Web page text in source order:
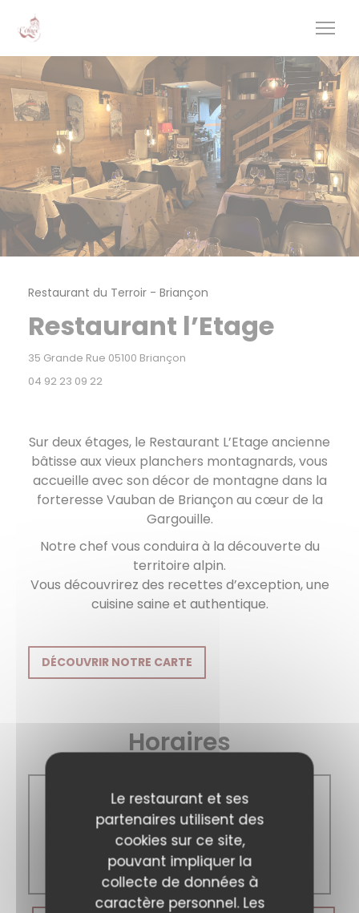
Le restaurant et ses
partenaires utilisent des
cookies sur ce site,
pouvant impliquer la
collecte de données à
caractère personnel. Les
Restaurant du Terroir - Briançon
Restaurant l’Etage
35 Grande Rue 05100 Briançon
04 92 23 09 22
Sur deux étages, le Restaurant L’Etage ancienne
bâtisse aux vieux planchers montagnards, vous
accueille avec son décor de montagne dans la
forteresse Vauban de Briançon au cœur de la
Gargouille.
Notre chef vous conduira à la découverte du
territoire alpin.
Vous découvrirez des recettes d’exception, une
cuisine saine et authentique.
DÉCOUVRIR NOTRE CARTE
Horaires
Lun-Dim
12h00 - 13h45
18h45 - 21h00